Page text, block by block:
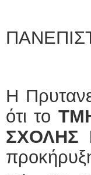
Η
ότι το
ΣΧΟΛΗΣ